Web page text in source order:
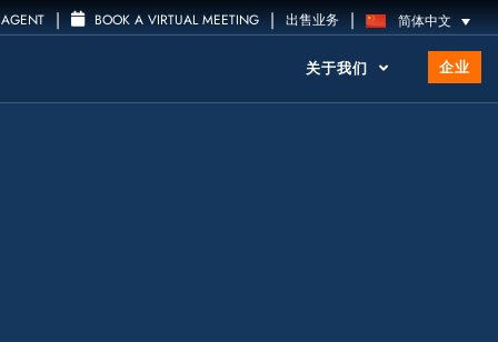
| BOOK A VIRTUAL MEETING | 出售业务 | 简体中文
关于我们 企业